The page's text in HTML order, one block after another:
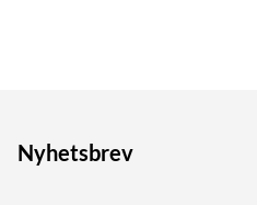
Nyhetsbrev